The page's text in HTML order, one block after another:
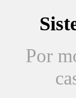
Por